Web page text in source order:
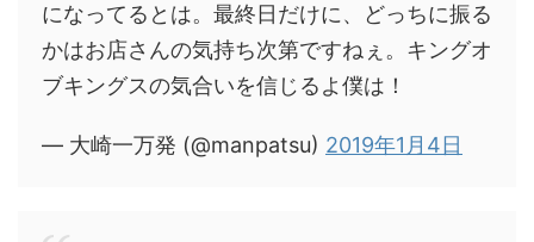
になってるとは。最終日だけに、どっちに振る
かはお店さんの気持ち次第ですねぇ。キングオ
ブキングスの気合いを信じるよ僕は！
— 大崎一万発 (@manpatsu) 2019年1月4日